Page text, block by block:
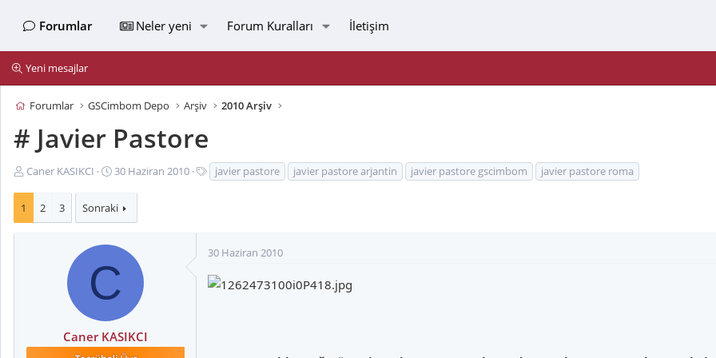
Forumlar Neler yeni Forum Kuralları İletişim
Yeni mesajlar
Forumlar GSCimbom Depo Arşiv 2010 Arşiv
# Javier Pastore
K
t
Caner KASIKCI
B
ş
n
g
ç
a
r
30 Haziran 2010
t
t
e
javier pastore javier pastore arjantin javier pastore gscimbom javier pastore roma
1 2 3 Sonraki
C
Caner KASIKCI
30 Haziran 2010